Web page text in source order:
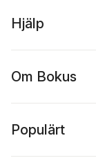
Hjälp
Om Bokus
Populärt